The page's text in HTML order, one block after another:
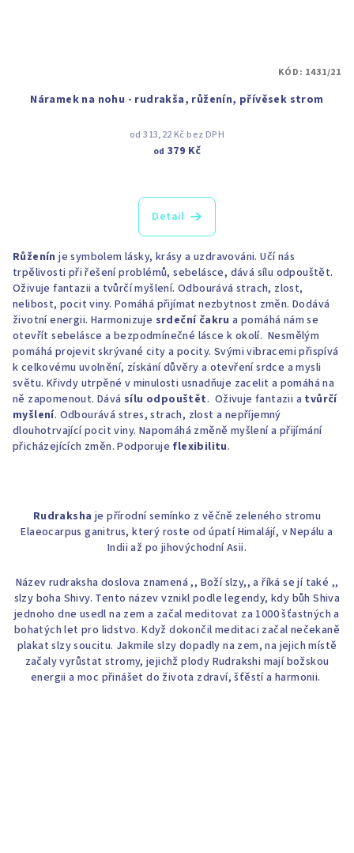
Náramek na nohu - rudrakša, růženín, přívěsek strom
od 313,22 Kč bez DPH
od 379 Kč
Detail
Růženínje symbolem lásky, krásy a uzdravováni. Učí nás
trpělivosti při řešení problémů, sebelásce, dává sílu odpouštět.
Oživuje fantazii a tvůrčí myšlení. Odbourává strach, zlost,
nelibost, pocit viny. Pomáhá přijímat nezbytnost změn. Dodává
životní energii. Harmonizuje srdeční čakru a pomáhá nám se
otevřít sebelásce a bezpodmínečné lásce k okolí. Nesmělým
pomáhá projevit skrývané city a pocity. Svými vibracemi přispívá
k celkovému uvolnění, získání důvěry a otevření srdce a mysli
světu. Křivdy utrpěné v minulosti usnadňuje zacelit a pomáhá na
ně zapomenout. Dává sílu odpouštět. Oživuje fantazii a tvůrčí
myšlení. Odbourává stres, strach, zlost a nepříjemný
dlouhotrvající pocit viny. Napomáhá změně myšlení a přijímání
přicházejících změn. Podporuje flexibilitu.
Rudraksha je přírodní semínko z věčně zeleného stromu
Elaeocarpus ganitrus, který roste od úpatí Himalájí, v Nepálu a
Indii až po jihovýchodní Asii.
Název rudraksha doslova znamená ,, Boží slzy,, a říká se jí také ,,
slzy boha Shivy. Tento název vznikl podle legendy, kdy bůh Shiva
jednoho dne usedl na zem a začal meditovat za 1000 šťastných a
bohatých let pro lidstvo. Když dokončil meditaci začal nečekaně
plakat slzy soucitu. Jakmile slzy dopadly na zem, na jejich místě
začaly vyrůstat stromy, jejichž plody Rudrakshi mají božskou
energii a moc přinášet do života zdraví, šťěstí a harmonii.
KÓD: 1431/21